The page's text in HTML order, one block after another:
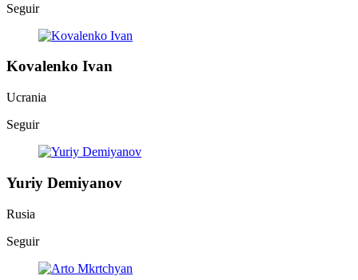
Seguir
Kovalenko Ivan
Ucrania
Seguir
Yuriy Demiyanov
Rusia
Seguir